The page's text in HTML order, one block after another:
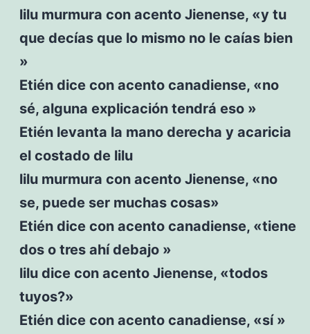
lilu murmura con acento Jienense, «y tu
que decías que lo mismo no le caías bien
»
Etién dice con acento canadiense, «no
sé, alguna explicación tendrá eso »
Etién levanta la mano derecha y acaricia
el costado de lilu
lilu murmura con acento Jienense, «no
se, puede ser muchas cosas»
Etién dice con acento canadiense, «tiene
dos o tres ahí debajo »
lilu dice con acento Jienense, «todos
tuyos?»
Etién dice con acento canadiense, «sí »